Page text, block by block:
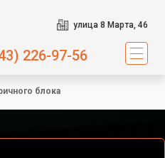
улица 8 Марта, 46
226-97-56
блока